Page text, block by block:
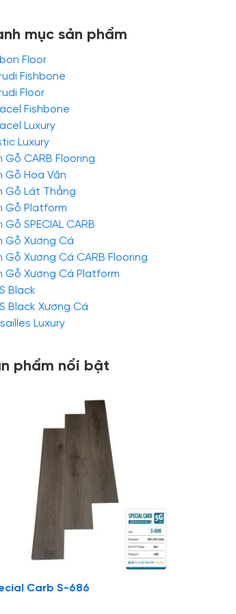
mục sản phẩm
Floor
Fishbone
Floor
Fishbone
Luxury
Luxury
Gỗ CARB Flooring
Gỗ Hoa Văn
Gỗ Lát Thẳng
Gỗ Platform
Gỗ SPECIAL CARB
Gỗ Xương Cá
Gỗ Xương Cá CARB Flooring
Gỗ Xương Cá Platform
Black
Black Xương Cá
Luxury
phẩm nổi bật
Carb S-686